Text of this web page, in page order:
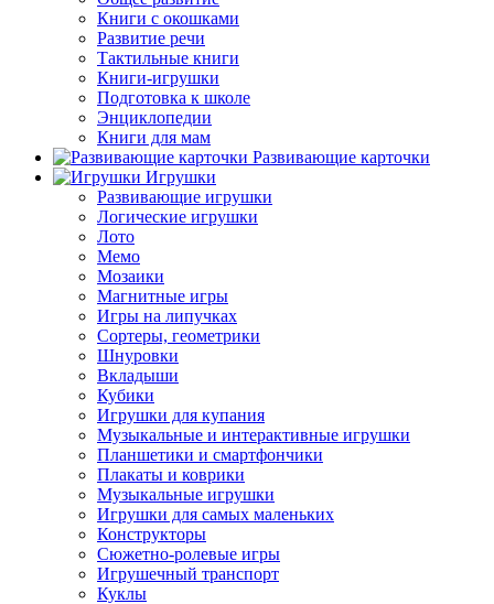
Книги с окошками
Развитие речи
Тактильные книги
Книги-игрушки
Подготовка к школе
Энциклопедии
Книги для мам
Развивающие карточки
Игрушки
Развивающие игрушки
Логические игрушки
Лото
Мемо
Мозаики
Магнитные игры
Игры на липучках
Сортеры, геометрики
Шнуровки
Вкладыши
Кубики
Игрушки для купания
Музыкальные и интерактивные игрушки
Планшетики и смартфончики
Плакаты и коврики
Музыкальные игрушки
Игрушки для самых маленьких
Конструкторы
Сюжетно-ролевые игры
Игрушечный транспорт
Куклы